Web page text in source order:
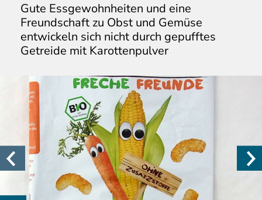
Gute Essgewohnheiten und eine
Freundschaft zu Obst und Gemüse
entwickeln sich nicht durch gepufftes
Getreide mit Karottenpulver